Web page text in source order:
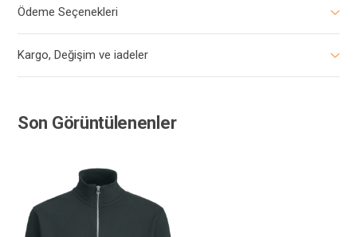
Ödeme Seçenekleri
Kargo, Değişim ve iadeler
Son Görüntülenenler